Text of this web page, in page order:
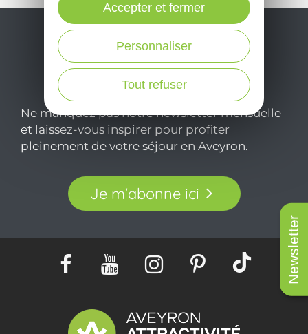
Newsletter
Ne manquez pas notre newsletter mensuelle
et laissez-vous inspirer pour profiter
pleinement de votre séjour en Aveyron.
Je m'abonne ici
Tout refuser
Personnaliser
Accepter et fermer